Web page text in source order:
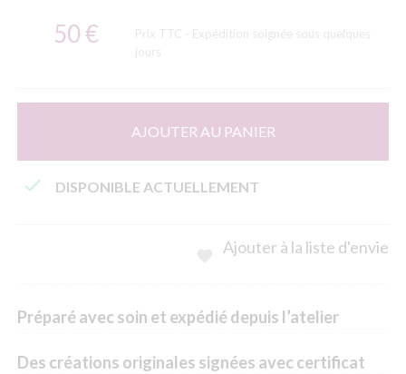
50 € Prix TTC
- Expédition soignée sous quelques
jours
AJOUTER AU PANIER
 DISPONIBLE ACTUELLEMENT
Ajouter à la liste d'envie
Préparé avec soin et expédié depuis l’atelier
Des créations originales signées avec certificat